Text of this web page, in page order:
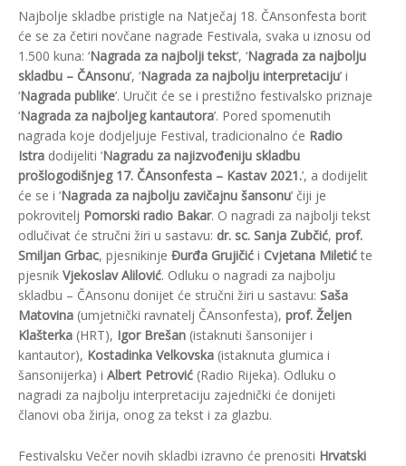
Najbolje skladbe pristigle na Natječaj 18. ČAnsonfesta borit
će se za četiri novčane nagrade Festivala, svaka u iznosu od
1.500 kuna: ‘Nagrada za najbolji tekst’, ‘Nagrada za najbolju
skladbu – ČAnsonu’, ‘Nagrada za najbolju interpretaciju’ i
‘Nagrada publike’. Uručit će se i prestižno festivalsko priznaje
‘Nagrada za najboljeg kantautora’. Pored spomenutih
nagrada koje dodjeljuje Festival, tradicionalno će Radio
Istra dodijeliti ‘Nagradu za najizvođeniju skladbu
prošlogodišnjeg 17. ČAnsonfesta – Kastav 2021.’, a dodijelit
će se i ‘Nagrada za najbolju zavičajnu šansonu’ čiji je
pokrovitelj Pomorski radio Bakar. O nagradi za najbolji tekst
odlučivat će stručni žiri u sastavu: dr. sc. Sanja Zubčić, prof.
Smiljan Grbac, pjesnikinje Đurđa Grujičić i Cvjetana Miletićte
pjesnik Vjekoslav Alilović. Odluku o nagradi za najbolju
skladbu – ČAnsonu donijet će stručni žiri u sastavu: Saša
Matovina (umjetnički ravnatelj ČAnsonfesta), prof. Željen
Klašterka (HRT), Igor Brešan (istaknuti šansonijer i
kantautor), Kostadinka Velkovska (istaknuta glumica i
šansonijerka) i Albert Petrović (Radio Rijeka). Odluku o
nagradi za najbolju interpretaciju zajednički će donijeti
članovi oba žirija, onog za tekst i za glazbu.
Festivalsku Večer novih skladbi izravno će prenositi Hrvatski